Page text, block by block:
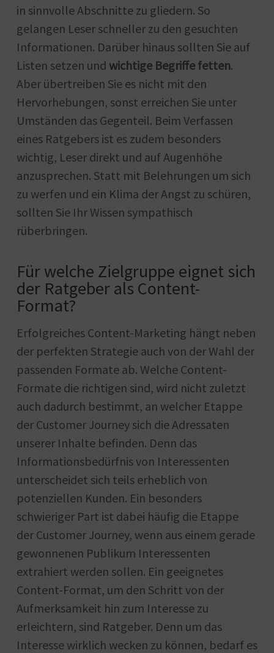
in sinnvolle Abschnitte zu gliedern. So
gelangen Leser schneller zu den gesuchten
Informationen. Darüber hinaus sollten Sie auf
Listen setzen und wichtige Begriffe fetten.
Aber übertreiben Sie es nicht mit den
Hervorhebungen, sonst erreichen Sie unter
Umständen das Gegenteil. Beim Verfassen
eines Ratgebers ist es zudem besonders
wichtig, Leser direkt und auf Augenhöhe
anzusprechen. Statt mit Belehrungen um sich
zu werfen und ein Klima der Angst zu schüren,
sollten Sie Ihr Wissen sympathisch
rüberbringen.
Für welche Zielgruppe eignet sich
der Ratgeber als Content-
Format?
Erfolgreiches Content-Marketing hängt neben
der perfekten Strategie auch von der Wahl der
passenden Formate ab. Welche Content-
Formate die richtigen sind, wird nicht zuletzt
auch dadurch bestimmt, an welcher Etappe
der Customer Journey sich die Adressaten
unserer Inhalte befinden. Denn das
Informationsbedürfnis von Interessenten
unterscheidet sich teils erheblich von
potenziellen Kunden. Ein besonders
schwieriger Part ist dabei häufig die Etappe
der Customer Journey, wenn aus einem gerade
gewonnenen Publikum Interessenten
extrahiert werden sollen. Ein geeignetes
Content-Format, um den Schritt von der
Aufmerksamkeit hin zum Interesse zu
erleichtern, sind Ratgeber. Denn um das
Interesse wirklich wecken zu können, bedarf es